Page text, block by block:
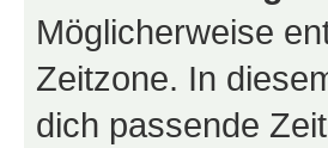
Möglicherweise
Zeitzone. In
dich passende